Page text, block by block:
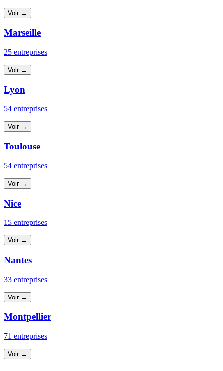
Voir →
Marseille
25 entreprises
Voir →
Lyon
54 entreprises
Voir →
Toulouse
54 entreprises
Voir →
Nice
15 entreprises
Voir →
Nantes
33 entreprises
Voir →
Montpellier
71 entreprises
Voir →